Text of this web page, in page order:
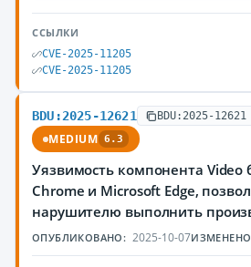
ССЫЛКИ
CVE-2025-11205
CVE-2025-11205
BDU:2025-12621 BDU:2025-12621
MEDIUM 6.3
Уязвимость компонента Video
Chrome и Microsoft Edge,
нарушителю выполнить
ОПУБЛИКОВАНО: 2025-10-07